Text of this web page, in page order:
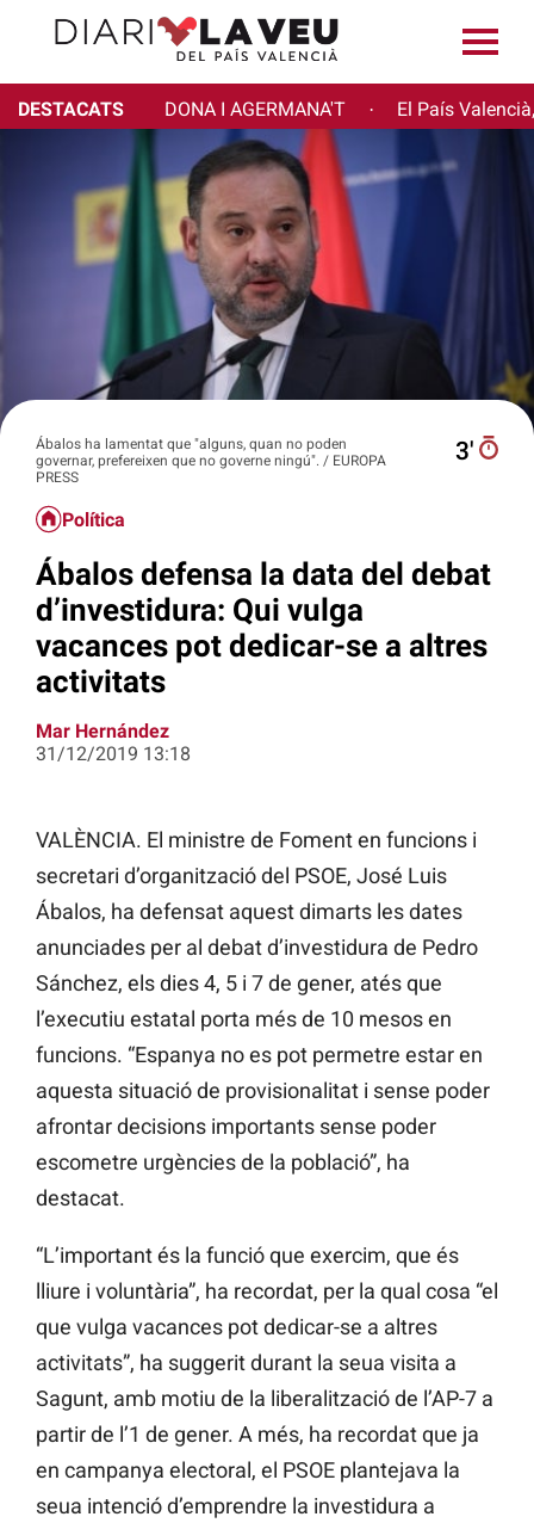
DESTACATS DONA I AGERMANA'T · El País
Ábalos ha lamentat que "alguns, quan no poden
governar, prefereixen que no governe ningú". / EUROPA
PRESS
3′
Política
Ábalos defensa la data del debat
d’investidura: Qui vulga
vacances pot dedicar-se a altres
activitats
Mar Hernández
31/12/2019 13:18
VALÈNCIA. El ministre de Foment en funcions i
secretari d’organització del PSOE, José Luis
Ábalos, ha defensat aquest dimarts les dates
anunciades per al debat d’investidura de Pedro
Sánchez, els dies 4, 5 i 7 de gener, atés que
l’executiu estatal porta més de 10 mesos en
funcions. “Espanya no es pot permetre estar en
aquesta situació de provisionalitat i sense poder
afrontar decisions importants sense poder
escometre urgències de la població”, ha
destacat.
“L’important és la funció que exercim, que és
lliure i voluntària”, ha recordat, per la qual cosa “el
que vulga vacances pot dedicar-se a altres
activitats”, ha suggerit durant la seua visita a
Sagunt, amb motiu de la liberalització de l’AP-7 a
partir de l’1 de gener. A més, ha recordat que ja
en campanya electoral, el PSOE plantejava la
seua intenció d’emprendre la investidura a